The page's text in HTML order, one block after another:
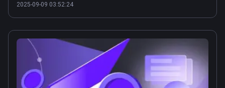
2025-09-09 03:52:24